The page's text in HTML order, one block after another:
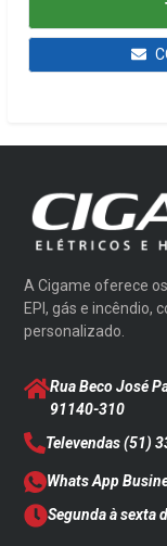
A Cigame oferece
EPI, gás e incêndio,
personalizado.
Rua Beco José
91140-310
Televendas(51)
Whats App
Segunda à sexta